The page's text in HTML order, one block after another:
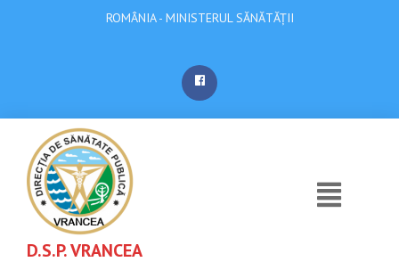
ROMÂNIA - MINISTERUL SĂNĂTĂȚII
D.S.P. VRANCEA